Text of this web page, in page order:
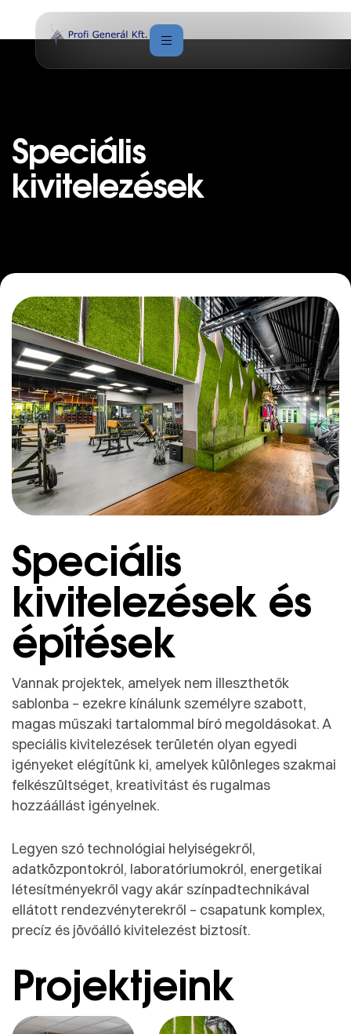
Speciális
kivitelezések
Speciális
kivitelezések és
építések
Vannak projektek, amelyek nem illeszthetők
sablonba – ezekre kínálunk személyre szabott,
magas műszaki tartalommal bíró megoldásokat.A
speciális kivitelezések területén olyan egyedi
igényeket elégítünk ki, amelyek különleges szakmai
felkészültséget, kreativitást és rugalmas
hozzáállást igényelnek.
Legyen szó technológiai helyiségekről,
adatközpontokról, laboratóriumokról, energetikai
létesítményekről vagyakár színpadtechnikával
ellátott rendezvényterekről – csapatunk komplex,
precíz és jövőálló kivitelezést biztosít.
Projektjeink